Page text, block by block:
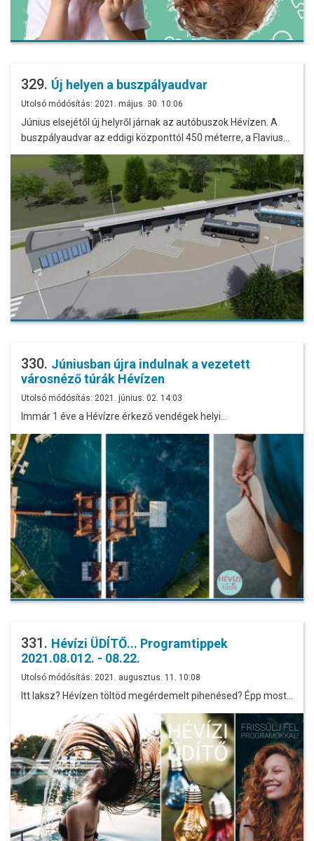
329. Új helyen a buszpályaudvar
Utolsó módósítás: 2021. május. 30. 10:06
Június elsejétől új helyről járnak az autóbuszok Hévízen. A
buszpályaudvar az eddigi központtól 450 méterre, a Flavius…
330. Júniusban újra indulnak a vezetett
városnéző túrák Hévízen
Utolsó módósítás: 2021. június. 02. 14:03
Immár 1 éve a Hévízre érkező vendégek helyi…
331. Hévízi ÜDÍTŐ... Programtippek
2021.08.012. - 08.22.
Utolsó módósítás: 2021. augusztus. 11. 10:08
Itt laksz? Hévízen töltöd megérdemelt pihenésed? Épp most…